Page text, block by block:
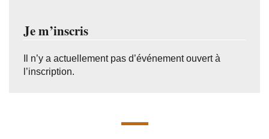
Je m’inscris
Il n’y a actuellement pas d’événement ouvert à
l’inscription.